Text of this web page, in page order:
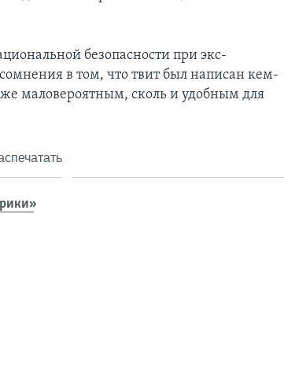
безопасности при экс-
в том, что твит был написан кем-
же маловероятным, сколь и удобным для